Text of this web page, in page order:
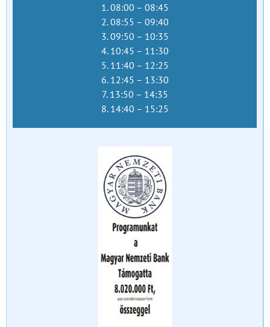
1. 08:00 – 08:45
2. 08:55 – 09:40
3. 09:50 – 10:35
4. 10:45 – 11:30
5. 11:40 – 12:25
6. 12:45 – 13:30
7. 13:50 – 14:35
8. 14:40 – 15:25